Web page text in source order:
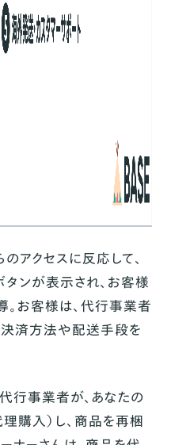
アクセスに反応して、
ンが表示され、お客様
お客様は、代行事業者
決済方法や配送手段を
行事業者が、あなたの
購入）し、商品を再梱